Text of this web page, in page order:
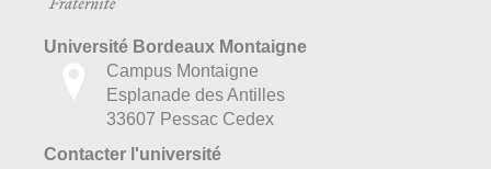
Université Bordeaux Montaigne
Campus Montaigne
Esplanade des Antilles
33607 Pessac Cedex
Contacter l'université